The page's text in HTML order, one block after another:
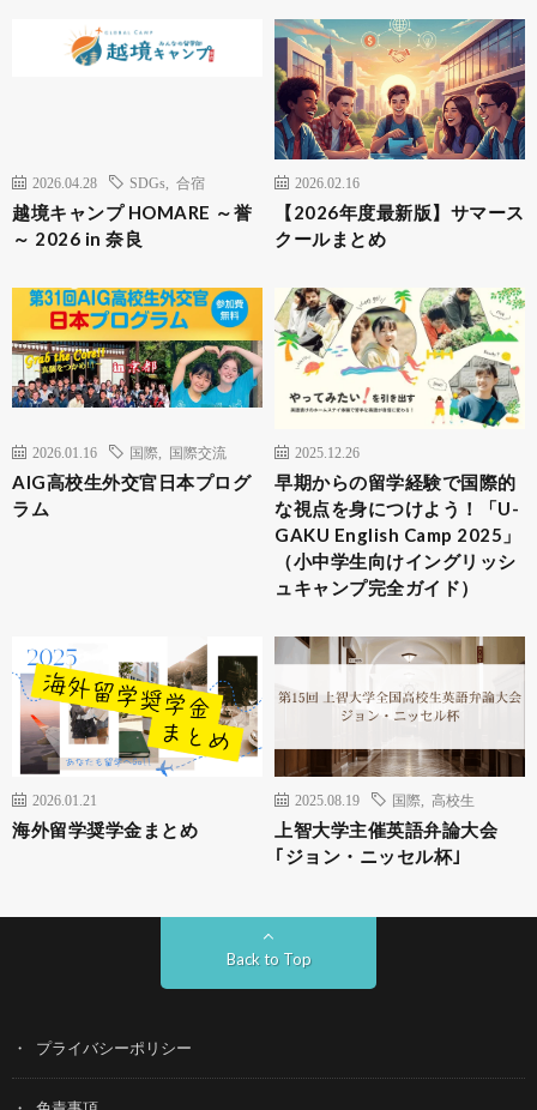
2026.04.28 SDGs 合宿
越境キャンプ HOMARE ～誉
～ 2026 in 奈良
2026.02.16
【2026年度最新版】サマース
クールまとめ
2026.01.16 国際 国際交流
AIG高校生外交官日本プログ
ラム
2025.12.26
早期からの留学経験で国際的
な視点を身につけよう！「U-
GAKU English Camp 2025」
（小中学生向けイングリッシ
ュキャンプ完全ガイド）
2026.01.21
海外留学奨学金まとめ
2025.08.19 国際 高校生
上智大学主催英語弁論大会
｢ジョン・ニッセル杯｣
Back to Top
プライバシーポリシー